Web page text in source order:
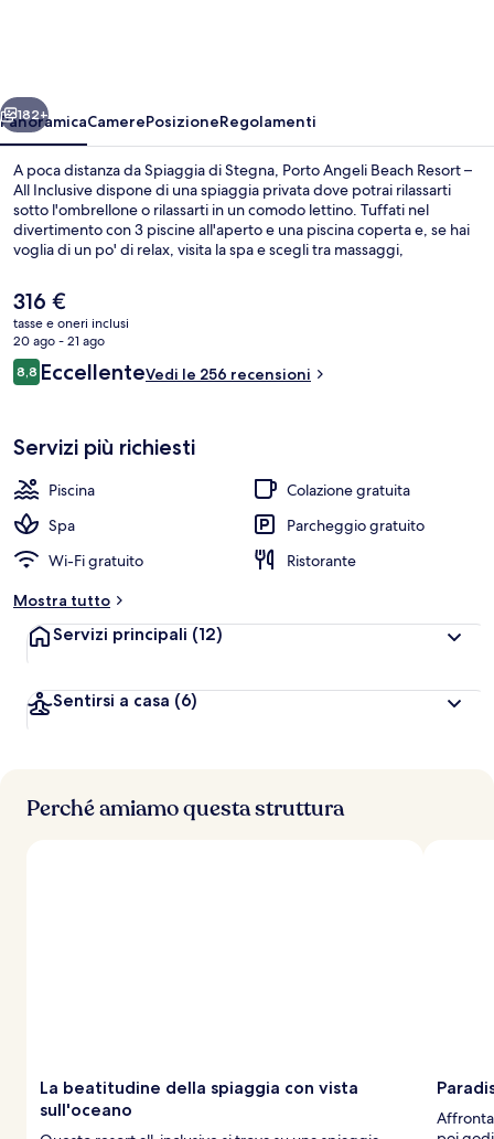
All
Inclusive
Avanti
182+
PanoramicaCamerePosizioneRegolamenti
A poca distanza da Spiaggia di Stegna, Porto Angeli Beach Resort –
All Inclusive dispone di una spiaggia privata dove potrai rilassarti
sotto l'ombrellone o rilassarti in un comodo lettino. Tuffati nel
divertimento con 3 piscine all'aperto e una piscina coperta e, se hai
voglia di un po' di relax, visita la spa e scegli tra massaggi,
uno dei 3 ristoranti in loco, vanta un'ottima vista sul mare e serve la
colazione, il pranzo e la cena. Gli altri punti di forza di questo resort
di lusso sono 3 bar/lounge, un bar a bordo piscina e una palestra.
Altri viaggiatori apprezzano il personale gentile della struttura.
Il
prezzo
attuale
è
316 €
316 €
tasse e oneri inclusi
20 ago - 21 ago
Recensioni
8,88,8 su 10
EccellenteVedi le 256 recensioni
Servizi più richiesti
Piscina
Colazione gratuita
Spa
Parcheggio gratuito
Wi-Fi gratuito
Ristorante
Mostra tutto
Servizi principali (12)
Sentirsi a casa (6)
Perché amiamo questa struttura
La beatitudine della spiaggia con vista
sull'oceano